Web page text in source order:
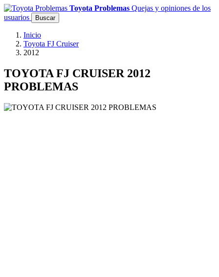
Toyota Problemas Quejas y opiniones de los
usuarios
Buscar
Inicio
Toyota FJ Cruiser
2012
TOYOTA FJ CRUISER 2012
PROBLEMAS